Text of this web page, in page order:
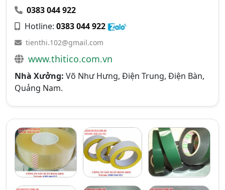
0383 044 922
Hotline: 0383 044 922
tienthi.102@gmail.com
www.thitico.com.vn
Nhà Xưởng: Võ Như Hưng, Điện Trung, Điện Bàn,
Quảng Nam.